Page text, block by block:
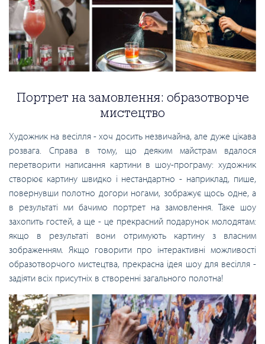
Портрет на замовлення: образотворче
мистецтво
Художник на весілля - хоч досить незвичайна, але дуже цікава
розвага. Справа в тому, що деяким майстрам вдалося
перетворити написання картини в шоу-програму: художник
створює картину швидко і нестандартно - наприклад, пише,
повернувши полотно догори ногами, зображує щось одне, а
в результаті ми бачимо портрет на замовлення. Таке шоу
захопить гостей, а ще - це прекрасний подарунок молодятам:
якщо в результаті вони отримують картину з власним
зображенням. Якщо говорити про інтерактивні можливості
образотворчого мистецтва, прекрасна ідея шоу для весілля -
задіяти всіх присутніх в створенні загального полотна!